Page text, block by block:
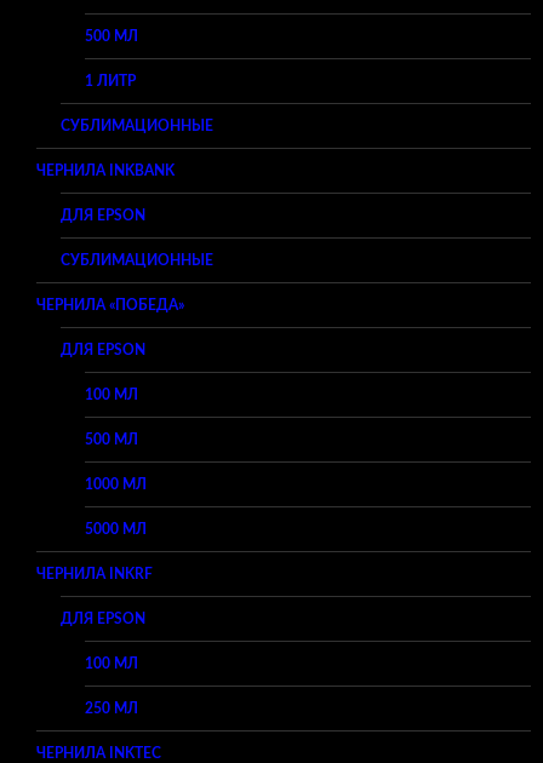
500 МЛ
1 ЛИТР
СУБЛИМАЦИОННЫЕ
ЧЕРНИЛА INKBANK
ДЛЯ EPSON
СУБЛИМАЦИОННЫЕ
ЧЕРНИЛА «ПОБЕДА»
ДЛЯ EPSON
100 МЛ
500 МЛ
1000 МЛ
5000 МЛ
ЧЕРНИЛА INKRF
ДЛЯ EPSON
100 МЛ
250 МЛ
ЧЕРНИЛА INKTEC